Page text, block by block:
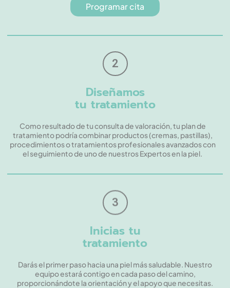
Programar cita
2
Diseñamos
tu tratamiento
Como resultado de tu consulta de valoración, tu plan de
tratamiento podría combinar productos (cremas, pastillas),
procedimientos o tratamientos profesionales avanzados con
el seguimiento de uno de nuestros Expertos en la piel.
3
Inicias tu
tratamiento
Darás el primer paso hacia una piel más saludable. Nuestro
equipo estará contigo en cada paso del camino,
proporcionándote la orientación y el apoyo que necesitas.